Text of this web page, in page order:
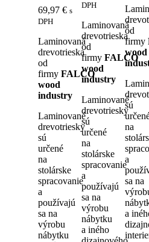
69,97 € s
DPH
Laminovaná
drevotrieska
od
firmy FALCO
wood
industry
Laminované
drevotriesky
sú
určené
na
stolárske
spracovanie
a
používajú
sa na
výrobu
nábytku
DPH
Laminovaná
drevotrieska
od
firmy FALCO
wood
industry
Laminované
drevotriesky
sú
určené
na
stolárske
spracovanie
a
používajú
sa na
výrobu
nábytku
a iného
od
firmy
wood
sú
na
a
sa na
a